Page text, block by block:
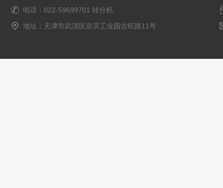
电话：022-59699701 转分机
地址：天津市武清区京滨工业园古旺路11号